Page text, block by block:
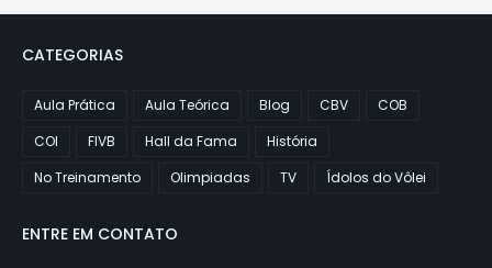
CATEGORIAS
Aula Prática Aula Teórica Blog CBV
COB
COI
FIVB Hall da Fama
História
No Treinamento
Olimpiadas TV Ídolos do Vôlei
ENTRE EM CONTATO